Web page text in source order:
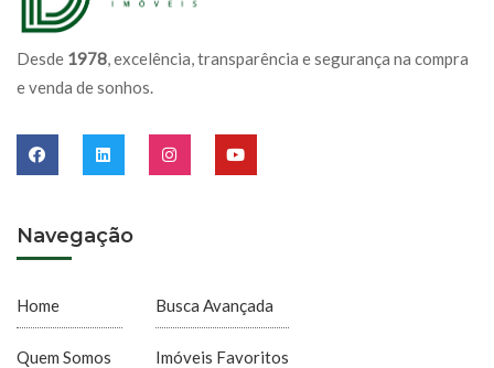
Desde 1978, excelência, transparência e segurança na compra
e venda de sonhos.
Navegação
Home
Quem Somos
Busca Avançada
Imóveis Favoritos